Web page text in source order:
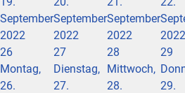
September
2022
September
2022
September
2022
2022
26
Montag,
26.
27
Dienstag,
27.
28
Mittwoch,
28.
29
29.